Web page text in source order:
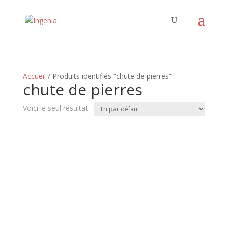
Accueil / Produits identifiés “chute de pierres”
chute de pierres
Voici le seul résultat